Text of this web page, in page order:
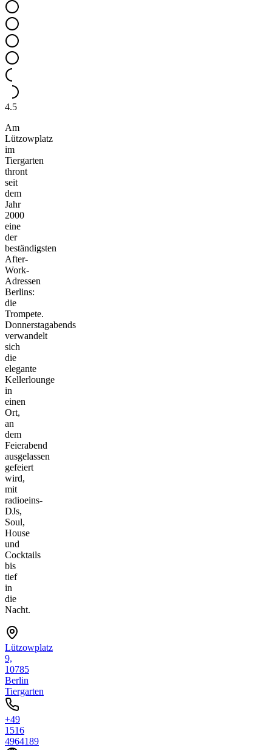
4.5
Am
Lützowplatz
im
Tiergarten
thront
seit
dem
Jahr
2000
eine
der
beständigsten
After-
Work-
Adressen
Berlins:
die
Trompete.
Donnerstagabends
verwandelt
sich
die
elegante
Kellerlounge
in
einen
Ort,
an
dem
Feierabend
ausgelassen
gefeiert
wird,
mit
radioeins-
DJs,
Soul,
House
und
Cocktails
bis
tief
in
die
Nacht.
Lützowplatz
9,
10785
Berlin
Tiergarten
+49
1516
4964189